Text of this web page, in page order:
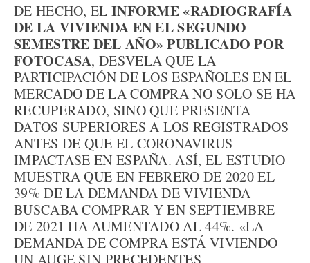
DE HECHO, EL INFORME «RADIOGRAFÍA
DE LA VIVIENDA EN EL SEGUNDO
SEMESTRE DEL AÑO» PUBLICADO POR
FOTOCASA, DESVELA QUE LA
PARTICIPACIÓN DE LOS ESPAÑOLES EN EL
MERCADO DE LA COMPRA NO SOLO SE HA
RECUPERADO, SINO QUE PRESENTA
DATOS SUPERIORES A LOS REGISTRADOS
ANTES DE QUE EL CORONAVIRUS
IMPACTASE EN ESPAÑA. ASÍ, EL ESTUDIO
MUESTRA QUE EN FEBRERO DE 2020 EL
39% DE LA DEMANDA DE VIVIENDA
BUSCABA COMPRAR Y EN SEPTIEMBRE
DE 2021 HA AUMENTADO AL 44%. «LA
DEMANDA DE COMPRA ESTÁ VIVIENDO
UN AUGE SIN PRECEDENTES,